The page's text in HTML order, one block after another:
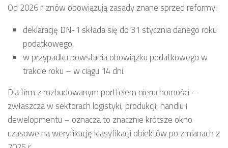
Od 2026 r. znów obowiązują zasady znane sprzed reformy:
deklarację DN-1 składa się do 31 stycznia danego roku
podatkowego,
w przypadku powstania obowiązku podatkowego w
trakcie roku – w ciągu 14 dni.
Dla firm z rozbudowanym portfelem nieruchomości –
zwłaszcza w sektorach logistyki, produkcji, handlu i
dewelopmentu – oznacza to znacznie krótsze okno
czasowe na weryfikację klasyfikacji obiektów po zmianach z